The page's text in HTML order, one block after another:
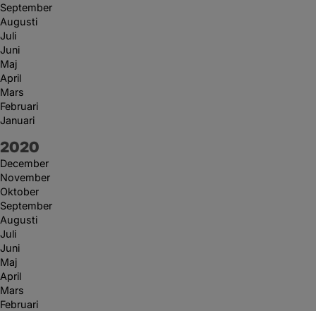
September
Augusti
Juli
Juni
Maj
April
Mars
Februari
Januari
År:
2020
December
November
Oktober
September
Augusti
Juli
Juni
Maj
April
Mars
Februari